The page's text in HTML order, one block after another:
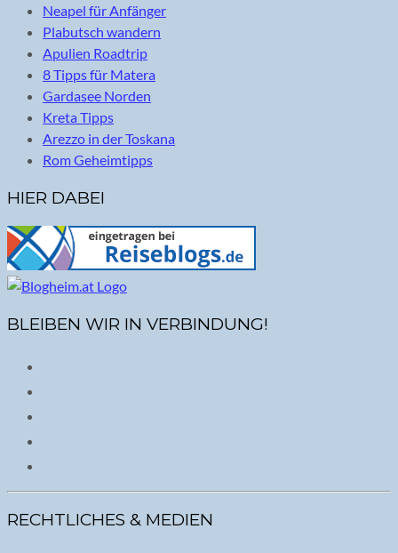
Neapel für Anfänger
Plabutsch wandern
Apulien Roadtrip
8 Tipps für Matera
Gardasee Norden
Kreta Tipps
Arezzo in der Toskana
Rom Geheimtipps
HIER DABEI
BLEIBEN WIR IN VERBINDUNG!
RECHTLICHES & MEDIEN